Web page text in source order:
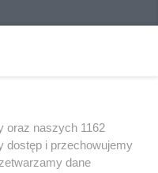
oraz naszych 1162
dostęp i przechowujemy
dane